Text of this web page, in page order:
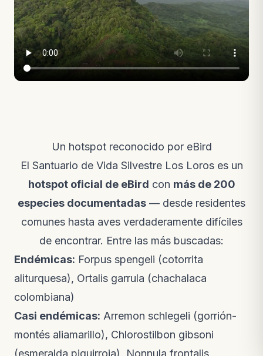
Un hotspot reconocido por eBird
El Santuario de Vida Silvestre Los Loros es un
hotspot oficial de eBird con más de 200
especies documentadas — desde residentes
comunes hasta aves verdaderamente difíciles
de encontrar. Entre las más buscadas:
Endémicas: Forpus spengeli (cotorrita
aliturquesa), Ortalis garrula (chachalaca
colombiana)
Casi endémicas: Arremon schlegeli (gorrión-
montés aliamarillo), Chlorostilbon gibsoni
(esmeralda piquirroja), Nonnula frontalis